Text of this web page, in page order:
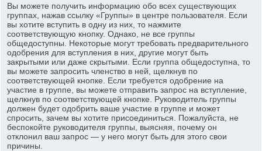
Вы можете получить информацию обо всех существующих
группах, нажав ссылку «Группы» в центре пользователя. Если
вы хотите вступить в одну из них, то нажмите
соответствующую кнопку. Однако, не все группы
общедоступны. Некоторые могут требовать предварительного
одобрения для вступления в них, другие могут быть
закрытыми или даже скрытыми. Если группа общедоступна, то
вы можете запросить членство в ней, щелкнув по
соответствующей кнопке. Если требуется одобрение на
участие в группе, вы можете отправить запрос на вступление,
щелкнув по соответствующей кнопке. Руководитель группы
должен будет одобрить ваше участие в группе и может
спросить, зачем вы хотите присоединиться. Пожалуйста, не
беспокойте руководителя группы, выясняя, почему он
отклонил ваш запрос — у него могут быть для этого свои
причины.